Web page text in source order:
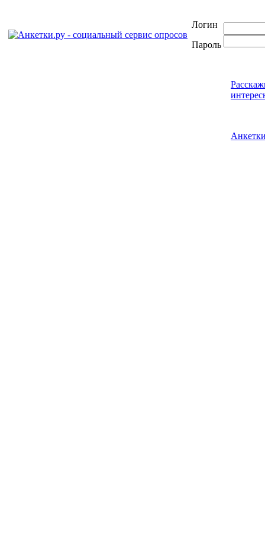
Логин
Пароль